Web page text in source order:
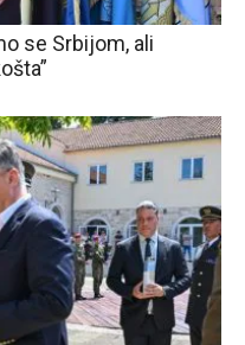
se Srbijom, ali